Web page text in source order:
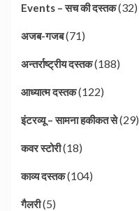
Events – सच की दस्तक(32)
अजब-गजब(71)
अन्तर्राष्ट्रीय दस्तक(188)
आध्यात्म दस्तक(122)
इंटरव्यू – सामना हकीकत से(29)
कवर स्टोरी(18)
काव्य दस्तक(104)
गैलरी(5)